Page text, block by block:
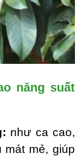
năng suất
như ca cao,
mẻ, giúp